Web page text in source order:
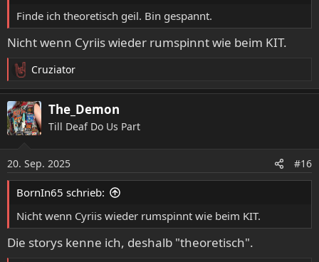
Finde ich theoretisch geil. Bin gespannt.
Nicht wenn Cyriis wieder rumspinnt wie beim KIT.
R
e
a
k
t
n
e
n
Cruziator
The_Demon
Till Deaf Do Us Part
20. Sep. 2025 #16
BornIn65 schrieb:
Nicht wenn Cyriis wieder rumspinnt wie beim KIT.
Die storys kenne ich, deshalb "theoretisch".